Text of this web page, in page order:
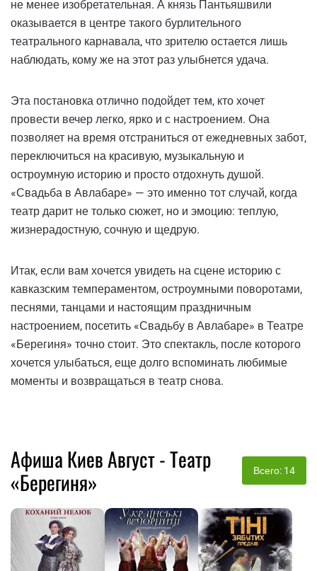
не менее изобретательная. А князь Пантьяшвили
оказывается в центре такого бурлительного
театрального карнавала, что зрителю остается лишь
наблюдать, кому же на этот раз улыбнется удача.
Эта постановка отлично подойдет тем, кто хочет
провести вечер легко, ярко и с настроением. Она
позволяет на время отстраниться от ежедневных забот,
переключиться на красивую, музыкальную и
остроумную историю и просто отдохнуть душой.
«Свадьба в Авлабаре» — это именно тот случай, когда
театр дарит не только сюжет, но и эмоцию: теплую,
жизнерадостную, сочную и щедрую.
Итак, если вам хочется увидеть на сцене историю с
кавказским темпераментом, остроумными поворотами,
песнями, танцами и настоящим праздничным
настроением, посетить «Свадьбу в Авлабаре» в Театре
«Берегиня» точно стоит. Это спектакль, после которого
хочется улыбаться, еще долго вспоминать любимые
моменты и возвращаться в театр снова.
Афиша Киев Август - Театр
«Берегиня»
Всего: 14